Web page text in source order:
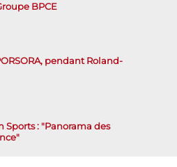
BPCE
pendant Roland-
Sports : "Panorama des